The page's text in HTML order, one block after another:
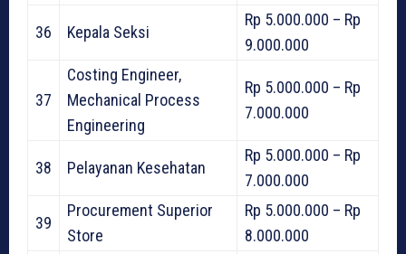
36 Kepala Seksi
Rp 5.000.000 – Rp
9.000.000
37
Costing Engineer,
Mechanical Process
Engineering
Rp 5.000.000 – Rp
7.000.000
38 Pelayanan Kesehatan
Rp 5.000.000 – Rp
7.000.000
39
Procurement Superior
Store
Rp 5.000.000 – Rp
8.000.000